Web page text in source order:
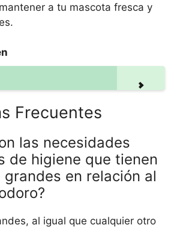
a tu mascota fresca y
Frecuentes
las necesidades
de higiene que tienen
en relación al
al igual que cualquier otro